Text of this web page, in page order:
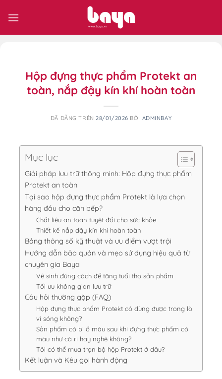
đến
Hộp đựng thực phẩm Protekt an
toàn, nắp đậy kín khí hoàn toàn
ĐÃ ĐĂNG TRÊN28/01/2026 BỞI ADMINBAY
Mục lục
Giải pháp lưu trữ thông minh: Hộp đựng thực phẩm
Protekt an toàn
Tại sao hộp đựng thực phẩm Protekt là lựa chọn
hàng đầu cho căn bếp?
Chất liệu an toàn tuyệt đối cho sức khỏe
Thiết kế nắp đậy kín khí hoàn toàn
Bảng thông số kỹ thuật và ưu điểm vượt trội
Hướng dẫn bảo quản và mẹo sử dụng hiệu quả từ
chuyên gia Baya
Vệ sinh đúng cách để tăng tuổi thọ sản phẩm
Tối ưu không gian lưu trữ
Câu hỏi thường gặp (FAQ)
Hộp đựng thực phẩm Protekt có dùng được trong lò
vi sóng không?
Sản phẩm có bị ố màu sau khi đựng thực phẩm có
màu như cà ri hay nghệ không?
Tôi có thể mua trọn bộ hộp Protekt ở đâu?
Kết luận và Kêu gọi hành động